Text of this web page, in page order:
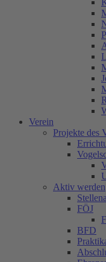
Verein
Projekte des
Aktiv werden
FÖJ
BFD